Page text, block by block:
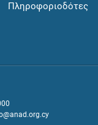
Πληροφοριοδότες